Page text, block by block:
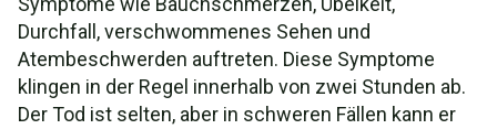
Durchfall, verschwommenes Sehen und
Atembeschwerden auftreten. Diese Symptome
klingen in der Regel innerhalb von zwei Stunden ab.
Der Tod ist selten, aber in schweren Fällen kann er